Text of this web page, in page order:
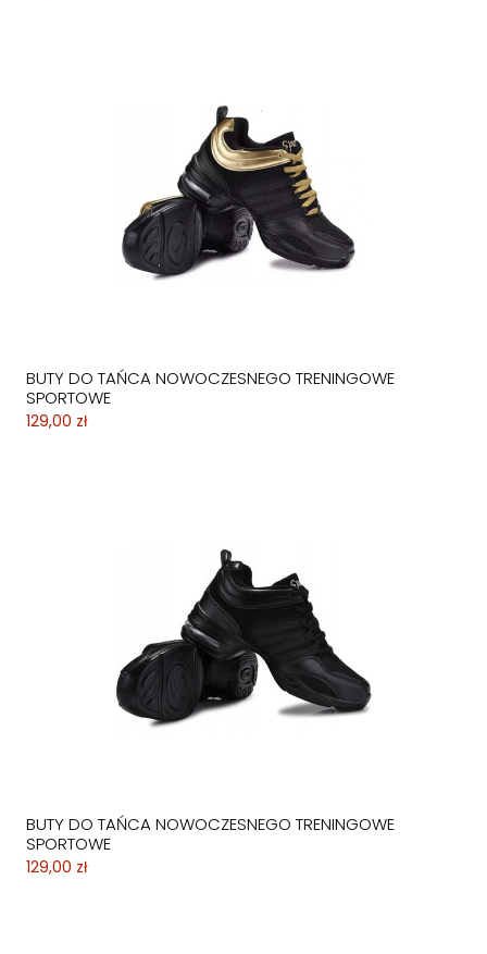
BUTY DO TAŃCA NOWOCZESNEGO TRENINGOWE
SPORTOWE
129,00 zł
BUTY DO TAŃCA NOWOCZESNEGO TRENINGOWE
SPORTOWE
129,00 zł